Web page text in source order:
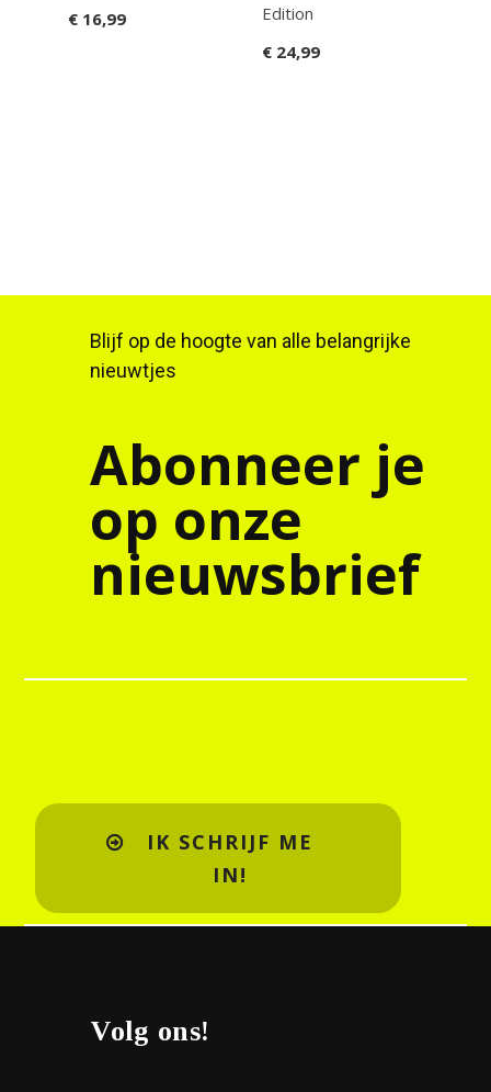
€ 16,99
Edition
€ 24,99
Blijf op de hoogte van alle belangrijke
nieuwtjes
Abonneer je
op onze
nieuwsbrief
IK SCHRIJF ME
IN!
Volg ons!